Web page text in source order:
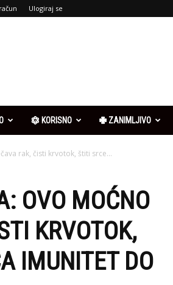
Ulogiraj se
KORISNO ZANIMLJIVO
rak, čisti krvotok, štiti srce...
OVO MOĆNO
KRVOTOK,
IMUNITET DO